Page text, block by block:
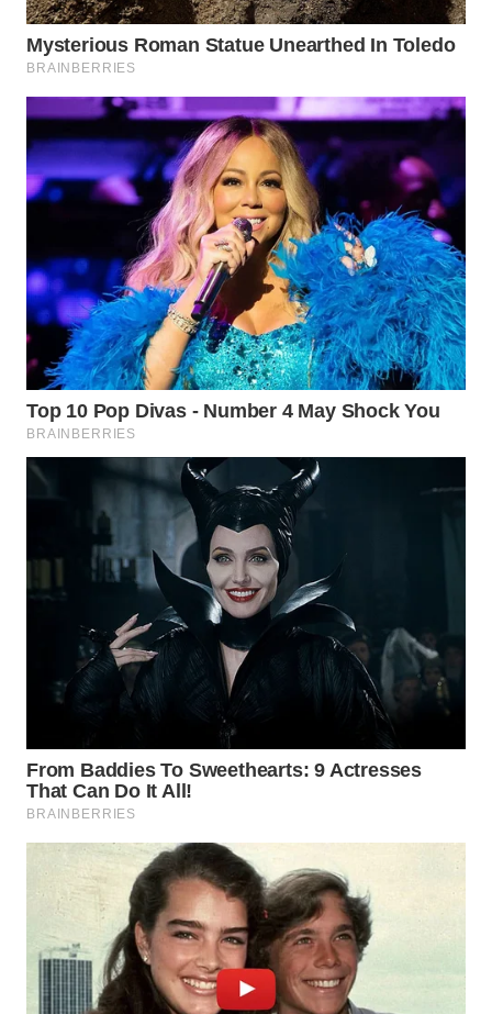
BEKASI
WN
BOGOR
WN
DEPOK
TAPANULI
UTARA
WN
SAMOSIR
WN
PADANG
LAWAS
SUMEDANG
CIANJUR
WN
KEPULAUAN
WN
TANGERANG
WN
BINJAI
WN
CIREBON